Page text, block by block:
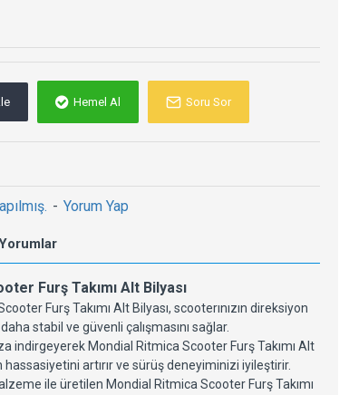
- Yorum Yap
Hemel Al Soru Sor
Furş Takımı Alt Bilyası
Furş Takımı Alt Bilyası, scooterınızın direksiyon
stabil ve güvenli çalışmasını sağlar.
indirgeyerek Mondial Ritmica Scooter Furş Takımı Alt
hassasiyetini artırır ve sürüş deneyiminizi iyileştirir.
ile üretilen Mondial Ritmica Scooter Furş Takımı